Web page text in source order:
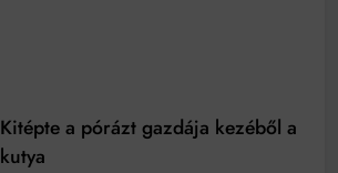
Kitépte a pórázt gazdája kezéből a
kutya